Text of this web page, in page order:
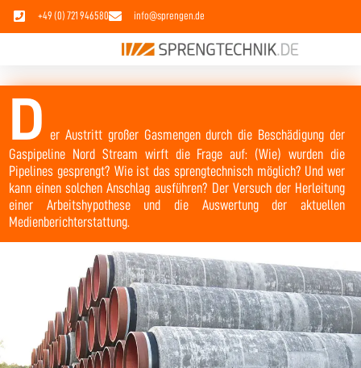
+49 (0) 721 946580 info@sprengen.de
D er Austritt großer Gasmengen durch die Beschädigung der
Gaspipeline Nord Stream wirft die Frage auf: (Wie) wurden die
Pipelines gesprengt? Wie ist das sprengtechnisch möglich? Und wer
kann einen solchen Anschlag ausführen? Der Versuch der Herleitung
einer Arbeitshypothese und die Auswertung der aktuellen
Medienberichterstattung.